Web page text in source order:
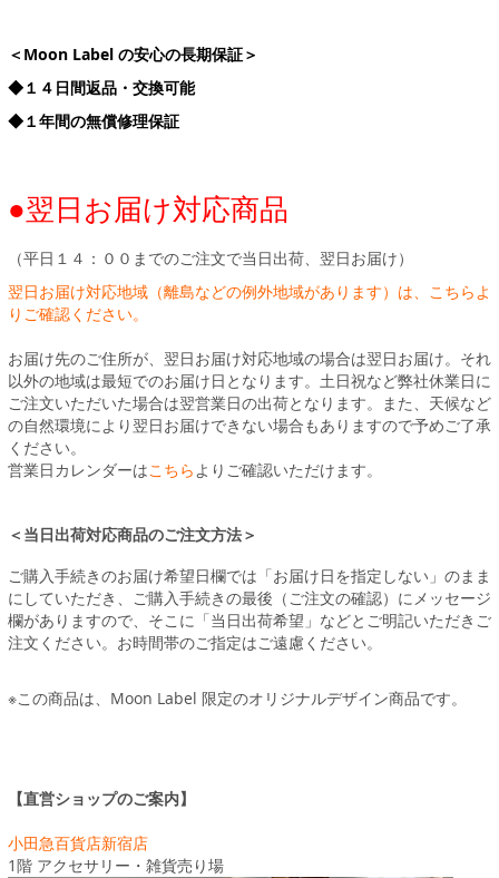
＜Moon Label の安心の長期保証＞
◆１４日間返品・交換可能
◆１年間の無償修理保証
●翌日お届け対応商品
（平日１４：００までのご注文で当日出荷、翌日お届け）
翌日お届け対応地域（離島などの例外地域があります）は、こちらよ
りご確認ください。
お届け先のご住所が、翌日お届け対応地域の場合は翌日お届け。それ
以外の地域は最短でのお届け日となります。土日祝など弊社休業日に
ご注文いただいた場合は翌営業日の出荷となります。また、天候など
の自然環境により翌日お届けできない場合もありますので予めご了承
ください。
営業日カレンダーはこちらよりご確認いただけます。
＜当日出荷対応商品のご注文方法＞
ご購入手続きのお届け希望日欄では「お届け日を指定しない」のまま
にしていただき、ご購入手続きの最後（ご注文の確認）にメッセージ
欄がありますので、そこに「当日出荷希望」などとご明記いただきご
注文ください。お時間帯のご指定はご遠慮ください。
※この商品は、Moon Label 限定のオリジナルデザイン商品です。
【直営ショップのご案内】
小田急百貨店新宿店
1階 アクセサリー・雑貨売り場